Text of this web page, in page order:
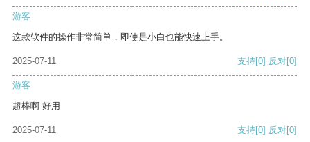
游客
这款软件的操作非常简单，即使是小白也能快速上手。
2025-07-11 支持[0] 反对[0]
游客
超棒啊 好用
2025-07-11 支持[0] 反对[0]